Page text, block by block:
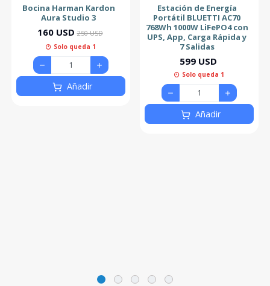
Bocina Harman Kardon
Aura Studio 3
160 USD 250 USD
Solo queda 1
Añadir
Estación de Energía
Portátil BLUETTI AC70
768Wh 1000W LiFePO4 con
UPS, App, Carga Rápida y
7 Salidas
599 USD
Solo queda 1
Añadir